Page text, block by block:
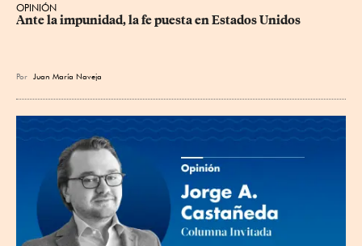
OPINIÓN
Ante la impunidad, la fe puesta en Estados Unidos
Por Juan María Naveja